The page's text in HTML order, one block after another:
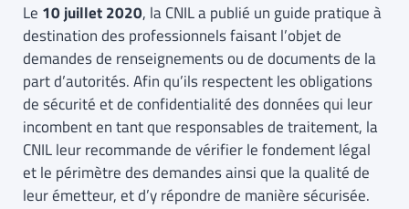
Le 10 juillet 2020, la CNIL a publié un guide pratique à
destination des professionnels faisant l’objet de
demandes de renseignements ou de documents de la
part d’autorités. Afin qu’ils respectent les obligations
de sécurité et de confidentialité des données qui leur
incombent en tant que responsables de traitement, la
CNIL leur recommande de vérifier le fondement légal
et le périmètre des demandes ainsi que la qualité de
leur émetteur, et d’y répondre de manière sécurisée.